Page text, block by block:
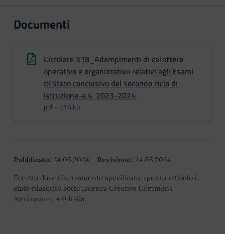
Documenti
Circolare 318_Adempimenti di carattere
operativo e organizzativo relativi agli Esami
di Stato conclusivo del secondo ciclo di
istruzione-a.s. 2023-2024
pdf - 216 kb
Pubblicato: 24.05.2024 - Revisione: 24.05.2024
Eccetto dove diversamente specificato, questo articolo è
stato rilasciato sotto Licenza Creative Commons
Attribuzione 4.0 Italia.